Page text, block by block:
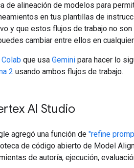
de alineación de modelos para
en tus plantillas de
y que estos flujos de trabajo no son
cambiar entre ellos en
que usa Gemini para hacer lo
2 usando ambos flujos de trabajo.
AI Studio
agregó una función de "refine
de código abierto de Model
de autoría, ejecución,